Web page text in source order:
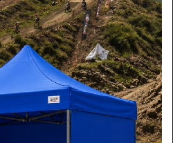
su contacto y un ejecutivo
necesaria.(* Requerido)
*